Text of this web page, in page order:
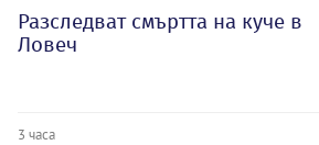
Разследват смъртта на куче в
Ловеч
3 часа